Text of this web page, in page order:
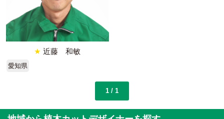
★ 近藤 和敏
愛知県
1 / 1